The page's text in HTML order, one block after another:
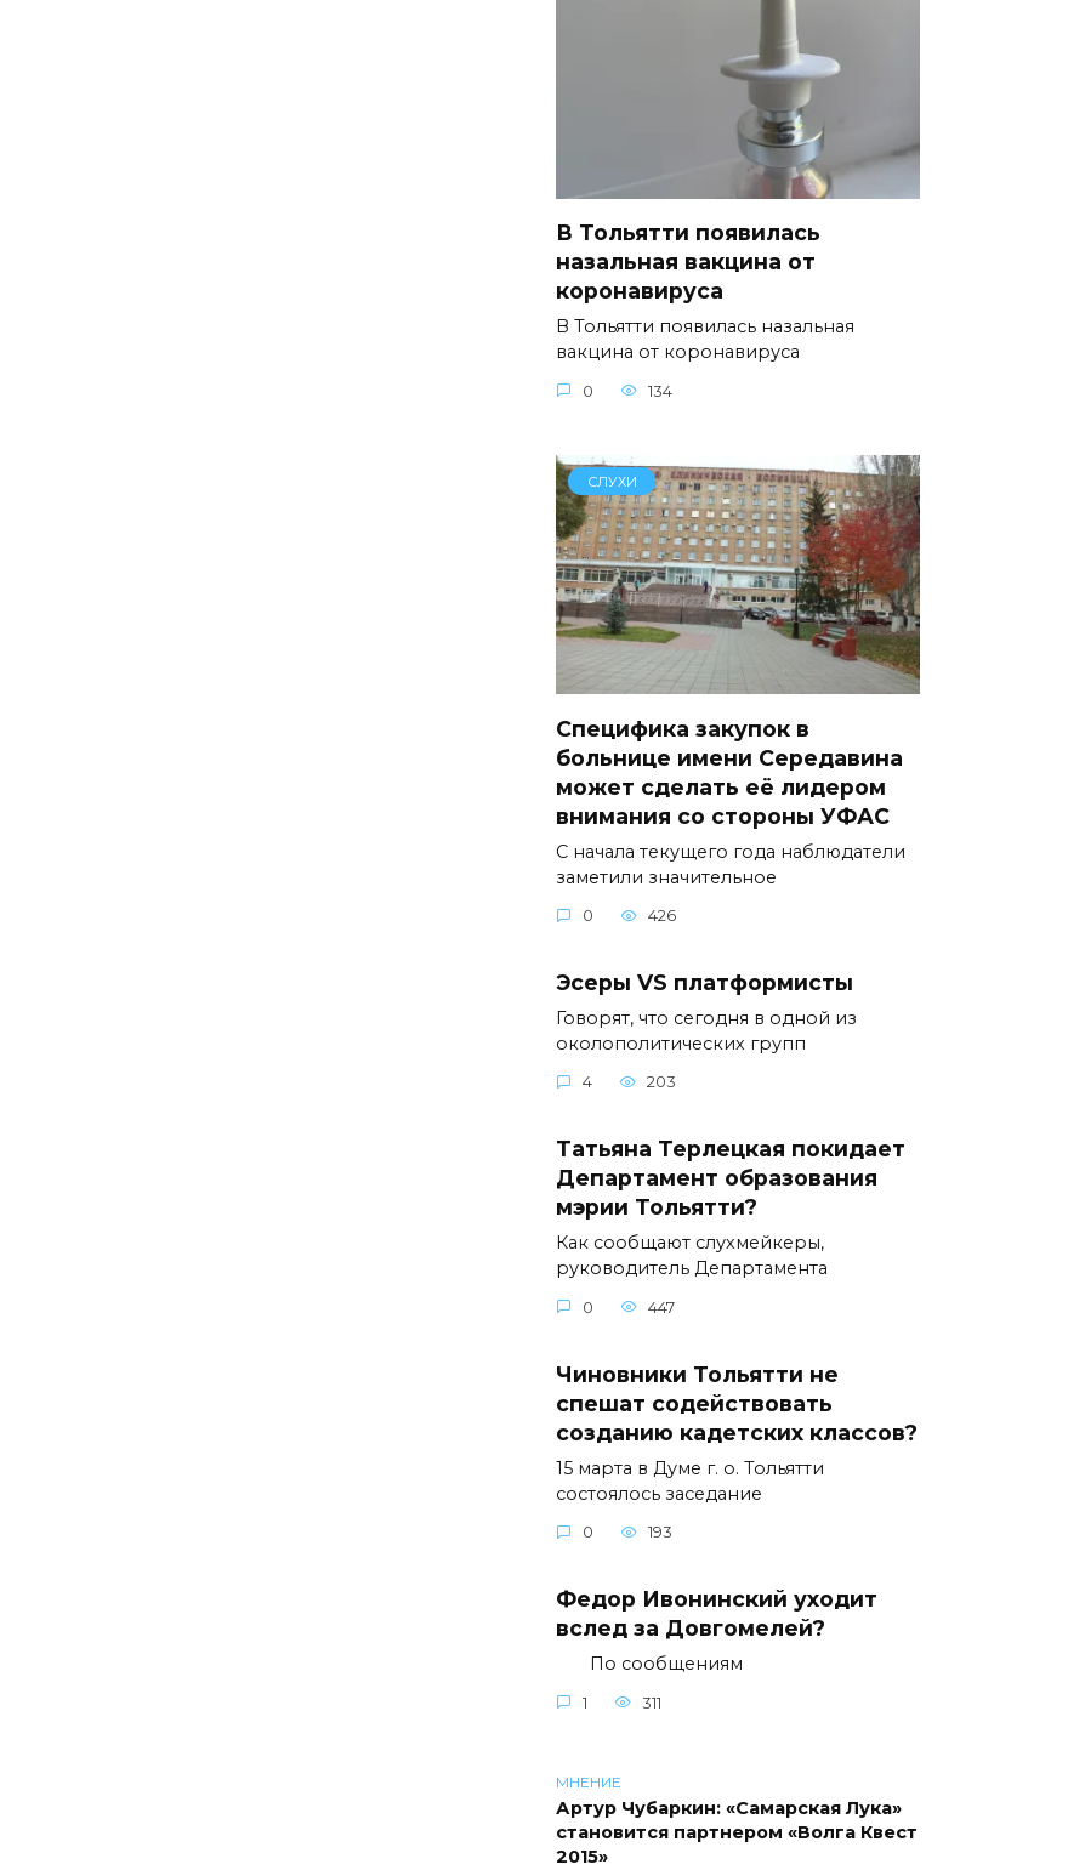
В Тольятти появилась
назальная вакцина от
коронавируса
В Тольятти появилась назальная
вакцина от коронавируса
0 134
СЛУХИ
Специфика закупок в
больнице имени Середавина
может сделать её лидером
внимания со стороны УФАС
С начала текущего года наблюдатели
заметили значительное
0 426
Эсеры VS платформисты
Говорят, что сегодня в одной из
околополитических групп
4 203
Татьяна Терлецкая покидает
Департамент образования
мэрии Тольятти?
Как сообщают слухмейкеры,
руководитель Департамента
0 447
Чиновники Тольятти не
спешат содействовать
созданию кадетских классов?
15 марта в Думе г. о. Тольятти
состоялось заседание
0 193
Федор Ивонинский уходит
вслед за Довгомелей?
По сообщениям
1 311
МНЕНИЕ
Артур Чубаркин: «Самарская Лука»
становится партнером «Волга Квест
2015»